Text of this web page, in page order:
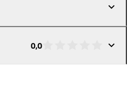
0,0